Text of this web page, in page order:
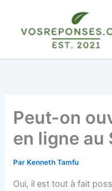
contenu
Peut-on
en ligne au
Par Kenneth Tamfu
Oui, il est tout à fait